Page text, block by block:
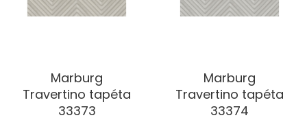
Marburg
Travertino tapéta
33373
Marburg
Travertino tapéta
33374